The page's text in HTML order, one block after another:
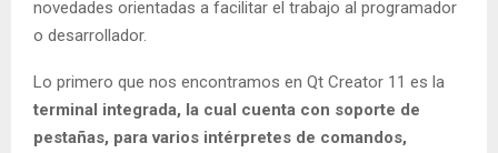
novedades orientadas a facilitar el trabajo al programador
o desarrollador.
Lo primero que nos encontramos en Qt Creator 11 es la
terminal integrada, la cual cuenta con soporte de
pestañas, para varios intérpretes de comandos,